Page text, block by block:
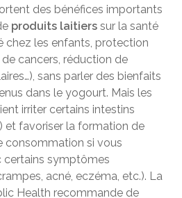
des bénéfices importants
produits laitiers sur la santé
chez les enfants, protection
cancers, réduction de
sans parler des bienfaits
dans le yogourt. Mais les
irriter certains intestins
et favoriser la formation de
consommation si vous
certains symptômes
acné, eczéma, etc.). La
Health recommande de